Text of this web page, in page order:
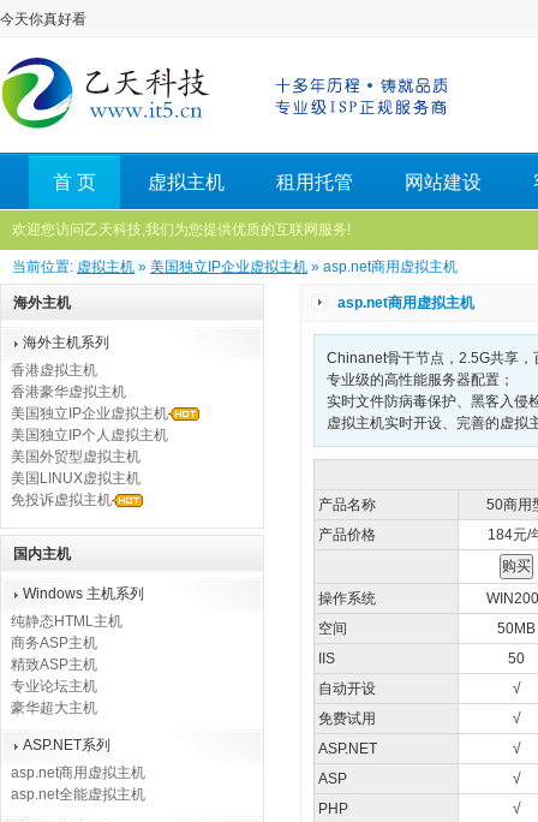
今天你真好看
首 页 虚拟主机 租用托管 网站建设
欢迎您访问乙天科技,我们为您提供优质的互联网服务!
当前位置: 虚拟主机 » 美国独立IP企业虚拟主机 » asp.net商用虚拟主机
海外主机
海外主机系列
香港虚拟主机
香港豪华虚拟主机
美国独立IP企业虚拟主机
美国独立IP个人虚拟主机
美国外贸型虚拟主机
美国LINUX虚拟主机
免投诉虚拟主机
国内主机
Windows 主机系列
纯静态HTML主机
商务ASP主机
精致ASP主机
专业论坛主机
豪华超大主机
ASP.NET系列
asp.net商用虚拟主机
asp.net全能虚拟主机
asp.net商用虚拟主机
Chinanet骨干节点，2.5G共享
专业级的高性能服务器配置；
实时文件防病毒保护、黑客入侵
虚拟主机实时开设、完善的虚拟
产品名称
50商用
产品价格
184元/
操作系统
空间
50MB
IIS
50
自动开设
√
免费试用
√
ASP.NET
√
ASP
√
PHP
√